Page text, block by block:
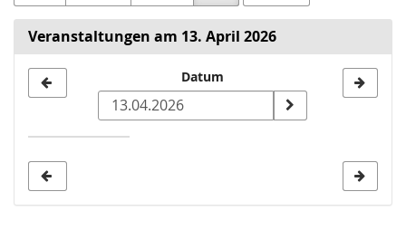
Veranstaltungen am 13. April 2026
zur
Anzeige
Datum